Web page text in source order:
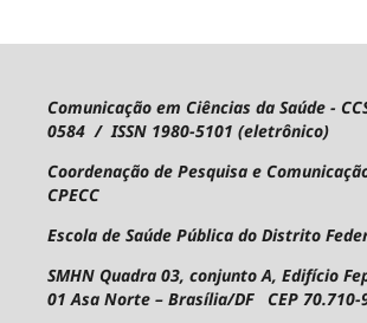
Comunicação em Ciências da Saúde -
0584 / ISSN 1980-5101 (eletrônico)
Coordenação de Pesquisa e
CPECC
Escola de Saúde Pública do Distrito
SMHN Quadra 03, conjunto A, Edifício
01Asa Norte – Brasília/DF CEP 70.710-